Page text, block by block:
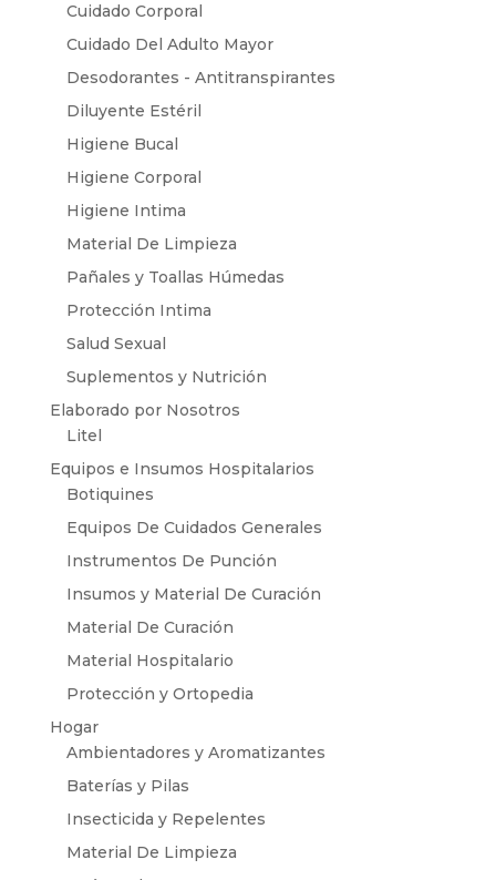
Cuidado Corporal
Cuidado Del Adulto Mayor
Desodorantes - Antitranspirantes
Diluyente Estéril
Higiene Bucal
Higiene Corporal
Higiene Intima
Material De Limpieza
Pañales y Toallas Húmedas
Protección Intima
Salud Sexual
Suplementos y Nutrición
Elaborado por Nosotros
Litel
Equipos e Insumos Hospitalarios
Botiquines
Equipos De Cuidados Generales
Instrumentos De Punción
Insumos y Material De Curación
Material De Curación
Material Hospitalario
Protección y Ortopedia
Hogar
Ambientadores y Aromatizantes
Baterías y Pilas
Insecticida y Repelentes
Material De Limpieza